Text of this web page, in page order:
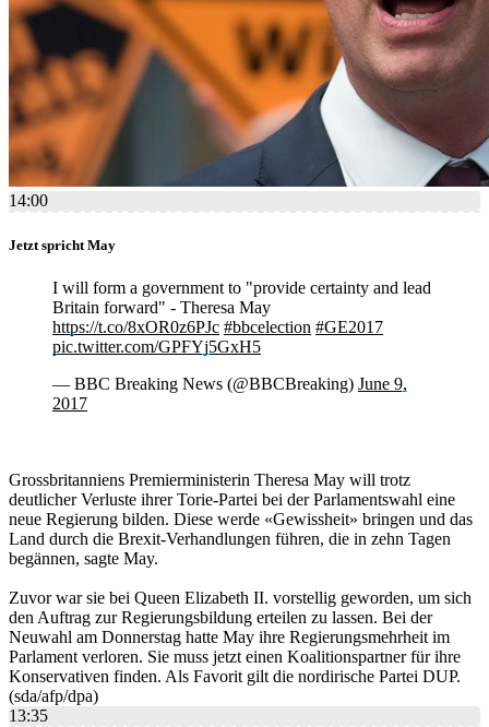
14:00
Jetzt spricht May
I will form a government to "provide certainty and lead
Britain forward" - Theresa May
https://t.co/8xOR0z6PJc #bbcelection #GE2017
pic.twitter.com/GPFYj5GxH5
— BBC Breaking News (@BBCBreaking) June 9,
2017
Grossbritanniens Premierministerin Theresa May will trotz
deutlicher Verluste ihrer Torie-Partei bei der Parlamentswahl eine
neue Regierung bilden. Diese werde «Gewissheit» bringen und das
Land durch die Brexit-Verhandlungen führen, die in zehn Tagen
begännen, sagte May.
Zuvor war sie bei Queen Elizabeth II. vorstellig geworden, um sich
den Auftrag zur Regierungsbildung erteilen zu lassen. Bei der
Neuwahl am Donnerstag hatte May ihre Regierungsmehrheit im
Parlament verloren. Sie muss jetzt einen Koalitionspartner für ihre
Konservativen finden. Als Favorit gilt die nordirische Partei DUP.
(sda/afp/dpa)
13:35